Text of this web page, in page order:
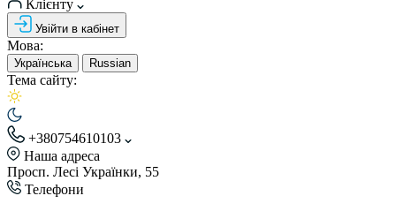
Клієнту
Увійти в кабінет
Мова:
Українська Russian
Тема сайту:
+380754610103
Наша адреса
Просп. Лесі Українки, 55
Телефони